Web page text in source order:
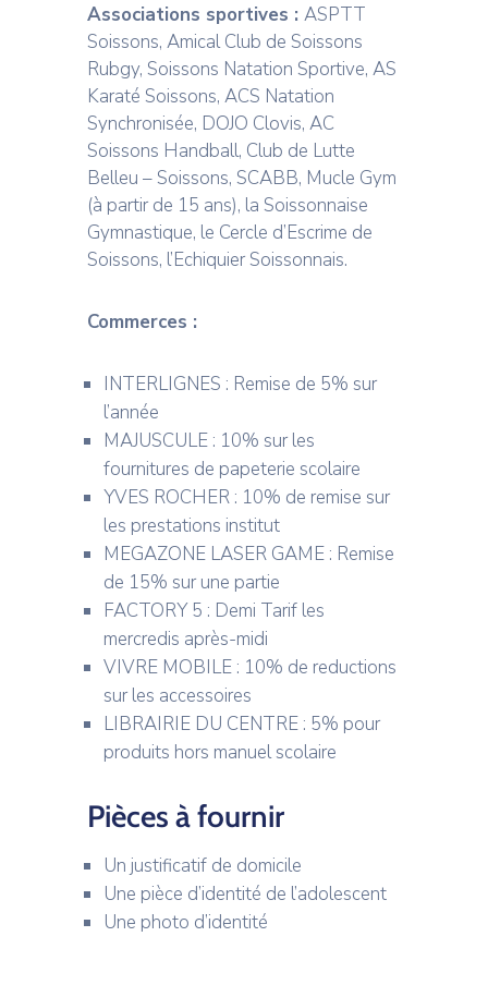
Associations sportives : ASPTT
Soissons, Amical Club de Soissons
Rubgy, Soissons Natation Sportive, AS
Karaté Soissons, ACS Natation
Synchronisée, DOJO Clovis, AC
Soissons Handball, Club de Lutte
Belleu – Soissons, SCABB, Mucle Gym
(à partir de 15 ans), la Soissonnaise
Gymnastique, le Cercle d’Escrime de
Soissons, l’Echiquier Soissonnais.
Commerces :
INTERLIGNES : Remise de 5% sur
l’année
MAJUSCULE : 10% sur les
fournitures de papeterie scolaire
YVES ROCHER : 10% de remise sur
les prestations institut
MEGAZONE LASER GAME : Remise
de 15% sur une partie
FACTORY 5 : Demi Tarif les
mercredis après-midi
VIVRE MOBILE : 10% de reductions
sur les accessoires
LIBRAIRIE DU CENTRE : 5% pour
produits hors manuel scolaire
Pièces à fournir
Un justificatif de domicile
Une pièce d’identité de l’adolescent
Une photo d’identité